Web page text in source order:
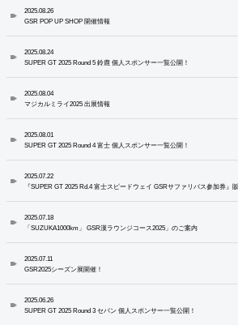
2025.08.26
GSR POP UP SHOP 開催情報
2025.08.24
SUPER GT 2025 Round 5 鈴鹿 個人スポンサー一覧公開！
2025.08.04
マジカルミライ2025 出展情報
2025.08.01
SUPER GT 2025 Round 4 富士 個人スポンサー一覧公開！
2025.07.22
『SUPER GT 2025 Rd.4 富士スピードウェイ GSRサファリバス参加券』
2025.07.18
「SUZUKA1000km」 GSR漢ラウンジコース2025」のご案内
2025.07.11
GSR2025シーズン展開催！
2025.06.26
SUPER GT 2025 Round 3 セパン 個人スポンサー一覧公開！